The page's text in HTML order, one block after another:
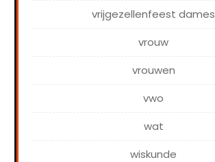
vrijgezellenfeest dames
vrouw
vrouwen
vwo
wat
wiskunde